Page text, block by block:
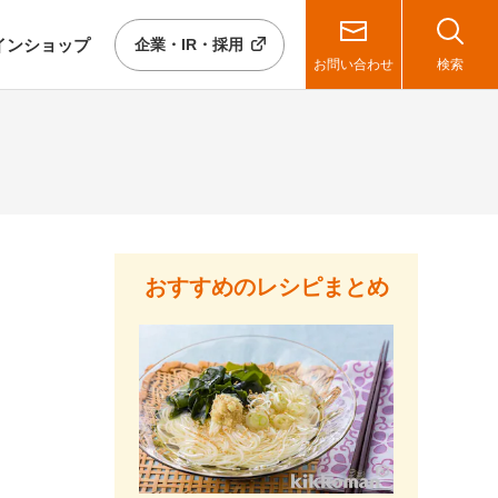
ンショップ 企業・IR・採用
お問い合わせ 検索
おすすめのレシピまとめ